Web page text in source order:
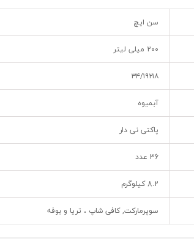
سن ایچ
200 میلی لیتر
۳۴/۱۹۲۱۸
آبمیوه
پاکتی نی دار
36 عدد
8.2 کیلوگرم
سوپرمارکت, کافی شاپ ، تریا و بوفه